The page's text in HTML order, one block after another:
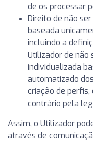
de os processar
Direito de não
baseada
incluindo a
Utilizador de não
individualizada
automatizado
criação de
contrário pela
Assim, o Utilizador
através de